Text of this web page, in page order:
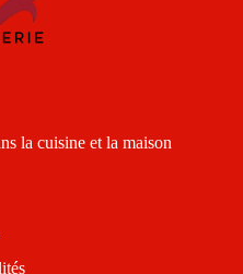
la cuisine et la maison